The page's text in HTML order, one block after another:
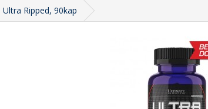
Ultra Ripped, 90kap